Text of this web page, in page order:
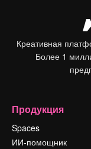
Креативная
Более 1
Продукция
Spaces
ИИ-помощник